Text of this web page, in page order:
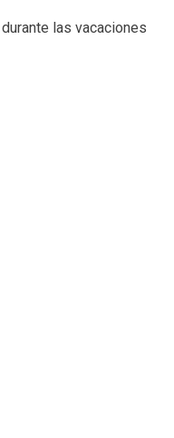
las vacaciones